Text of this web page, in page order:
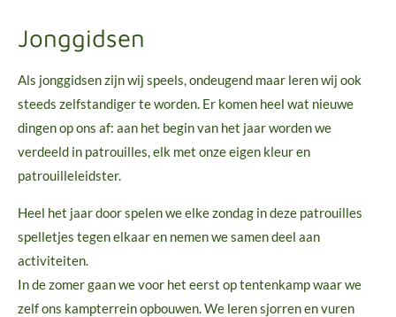
Jonggidsen
Als jonggidsen zijn wij speels, ondeugend maar leren wij ook
steeds zelfstandiger te worden. Er komen heel wat nieuwe
dingen op ons af: aan het begin van het jaar worden we
verdeeld in patrouilles, elk met onze eigen kleur en
patrouilleleidster.
Heel het jaar door spelen we elke zondag in deze patrouilles
spelletjes tegen elkaar en nemen we samen deel aan
activiteiten.
In de zomer gaan we voor het eerst op tentenkamp waar we
zelf ons kampterrein opbouwen. We leren sjorren en vuren